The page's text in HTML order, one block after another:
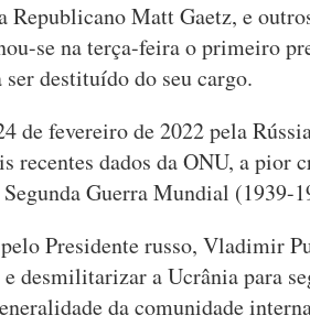
Republicano Matt Gaetz, e
se na terça-feira o primeiro
destituído do seu cargo.
de fevereiro de 2022 pela
recentes dados da ONU, a pior
Guerra Mundial (1939-
Presidente russo, Vladimir
desmilitarizar a Ucrânia para
da comunidade